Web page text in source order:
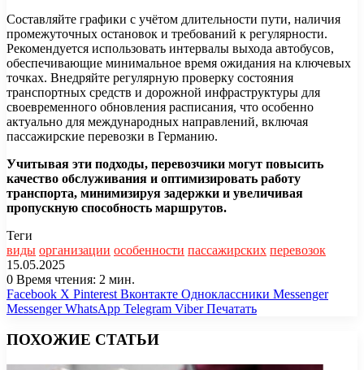
Составляйте графики с учётом длительности пути, наличия
промежуточных остановок и требований к регулярности.
Рекомендуется использовать интервалы выхода автобусов,
обеспечивающие минимальное время ожидания на ключевых
точках. Внедряйте регулярную проверку состояния
транспортных средств и дорожной инфраструктуры для
своевременного обновления расписания, что особенно
актуально для международных направлений, включая
пассажирские перевозки в Германию.
Учитывая эти подходы, перевозчики могут повысить
качество обслуживания и оптимизировать работу
транспорта, минимизируя задержки и увеличивая
пропускную способность маршрутов.
Теги
виды организации особенности пассажирских перевозок
15.05.2025
0 Время чтения: 2 мин.
Facebook X Pinterest Вконтакте Одноклассники Messenger
Messenger WhatsApp Telegram Viber Печатать
ПОХОЖИЕ СТАТЬИ